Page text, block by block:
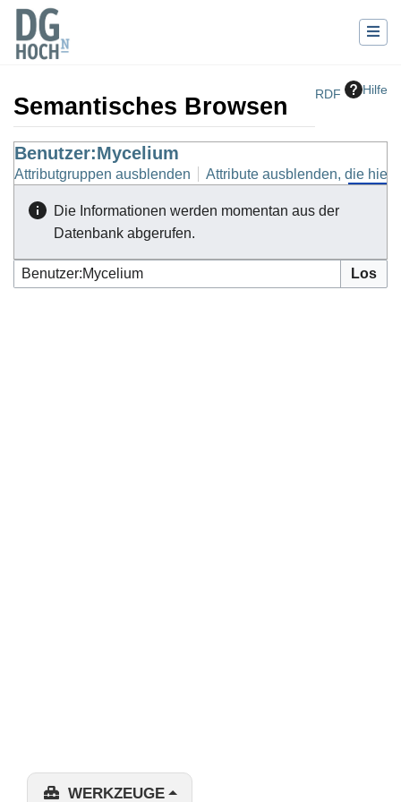
RDF Hilfe
Semantisches Browsen
Wechseln zu:Navigation,Suche
Benutzer:Mycelium
Attributgruppen ausblenden Attribute ausblenden, die
Die Informationen werden momentan aus der
Datenbank abgerufen.
WERKZEUGE